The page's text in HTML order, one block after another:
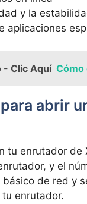
y⁣ la
aplicaciones
- Clic Aquí Cómo
abrir
tu enrutador de
y el
de red y
enrutador.